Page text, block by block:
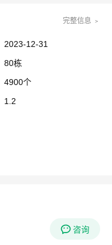
完整信息 ﹥
2023-12-31
80栋
4900个
1.2
咨询